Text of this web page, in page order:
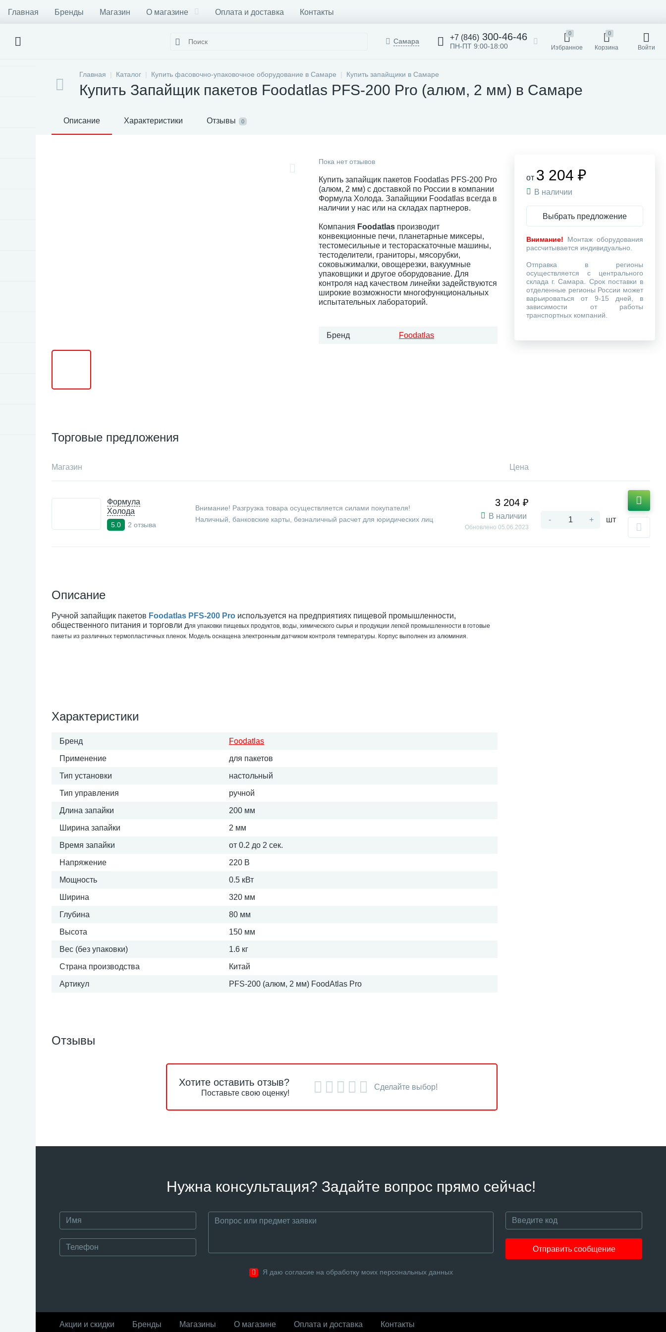
Главная Бренды Магазин О магазине Оплата и доставка Контакты
Самара +7 (846) 300-46-46
ПН-ПТ 9:00-18:00
0
Избранное
0
Корзина Войти
Главная Каталог Купить фасовочно-упаковочное оборудование в Самаре Купить запайщики в Самаре
Купить Запайщик пакетов Foodatlas PFS-200 Pro (алюм, 2 мм) в Самаре
Описание Характеристики Отзывы 0
Пока нет отзывов
Купить запайщик пакетов Foodatlas PFS-200 Pro
(алюм, 2 мм) с доставкой по России в компании
Формула Холода. Запайщики Foodatlas всегда в
наличии у нас или на складах партнеров.
Компания Foodatlas производит
конвекционные печи, планетарные миксеры,
тестомесильные и тестораскаточные машины,
тестоделители, граниторы, мясорубки,
соковыжималки, овощерезки, вакуумные
упаковщики и другое оборудование. Для
контроля над качеством линейки задействуются
широкие возможности многофункциональных
испытательных лабораторий.
Бренд Foodatlas
Торговые предложения
Магазин Цена
Формула
Холода
5.0 2 отзыва
Внимание! Разгрузка товара осуществляется силами покупателя!
Наличный, банковские карты, безналичный расчет для юридических лиц
3 204 ₽
В наличии
Обновлено 05.06.2023
- + шт
Описание
Ручной запайщик пакетов Foodatlas PFS-200 Pro используется на предприятиях пищевой промышленности,
общественного питания и торговли для упаковки пищевых продуктов, воды, химического сырья и продукции легкой промышленности в готовые
пакеты из различных термопластичных пленок. Модель оснащена электронным датчиком контроля температуры. Корпус выполнен из алюминия.
Характеристики
Бренд Foodatlas
Применение для пакетов
Тип установки настольный
Тип управления ручной
Длина запайки 200 мм
Ширина запайки 2 мм
Время запайки от 0.2 до 2 сек.
Напряжение 220 В
Мощность 0.5 кВт
Ширина 320 мм
Глубина 80 мм
Высота 150 мм
Вес (без упаковки) 1.6 кг
Страна производства Китай
Артикул PFS-200 (алюм, 2 мм) FoodAtlas Pro
от 3 204 ₽
В наличии
Выбрать предложение
Внимание! Монтаж оборудования
рассчитывается индивидуально.
Отправка в регионы
осуществляется с центрального
склада г. Самара. Срок поставки в
отделенные регионы России может
варьироваться от 9-15 дней, в
зависимости от работы
транспортных компаний.
Отзывы
Хотите оставить отзыв?
Поставьте свою оценку!
Сделайте выбор!
Нужна консультация? Задайте вопрос прямо сейчас!
Отправить сообщение
Я даю согласие на обработку моих персональных данных
Акции и скидки Бренды Магазины О магазине Оплата и доставка Контакты